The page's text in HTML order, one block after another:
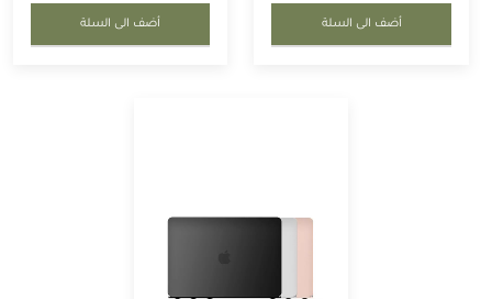
أضف الى السلة أضف الى السلة